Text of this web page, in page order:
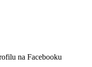
na Facebooku